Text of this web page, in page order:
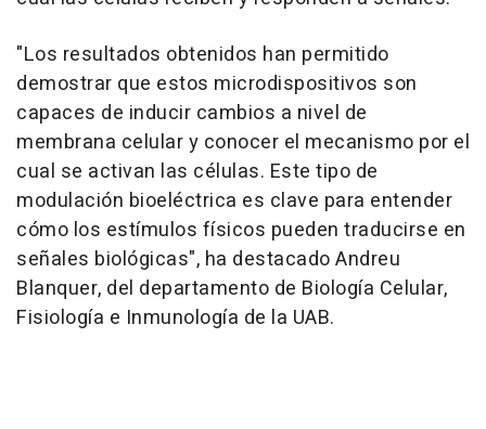
"Los resultados obtenidos han permitido
demostrar que estos microdispositivos son
capaces de inducir cambios a nivel de
membrana celular y conocer el mecanismo por el
cual se activan las células. Este tipo de
modulación bioeléctrica es clave para entender
cómo los estímulos físicos pueden traducirse en
señales biológicas", ha destacado Andreu
Blanquer, del departamento de Biología Celular,
Fisiología e Inmunología de la UAB.